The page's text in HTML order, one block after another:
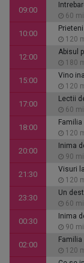
09:00
60
10:00
120
12:00
Abisul
180
15:00
Vino
120
17:00
Lectii
60
18:00
Familia
120
20:00
Inima
90
21:30
Visuri
120
23:30
Un
60
00:30
Inima
90
02:00
Familia
120